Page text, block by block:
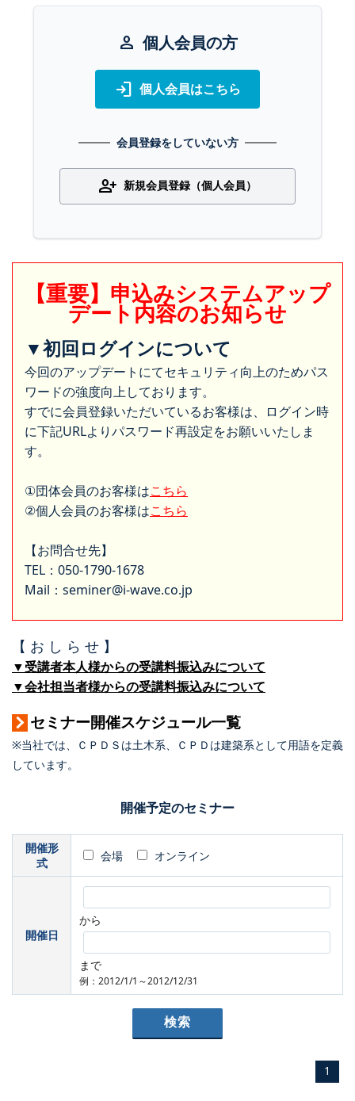
person 個人会員の方
login 個人会員はこちら
会員登録をしていない方
person_add 新規会員登録（個人会員）
【重要】申込みシステムアップ
デート内容のお知らせ
▼初回ログインについて
今回のアップデートにてセキュリティ向上のためパス
ワードの強度向上しております。
すでに会員登録いただいているお客様は、ログイン時
に下記URLよりパスワード再設定をお願いいたしま
す。
①団体会員のお客様はこちら
②個人会員のお客様はこちら
【お問合せ先】
TEL：050-1790-1678
Mail：seminer@i-wave.co.jp
【 お し ら せ 】
▼受講者本人様からの受講料振込みについて
▼会社担当者様からの受講料振込みについて
セミナー開催スケジュール一覧
※当社では、ＣＰＤＳは土木系、ＣＰＤは建築系として用語を定義
しています。
開催予定のセミナー
開催形
式
会場 オンライン
開催日
から
まで
例：2012/1/1～2012/12/31
1